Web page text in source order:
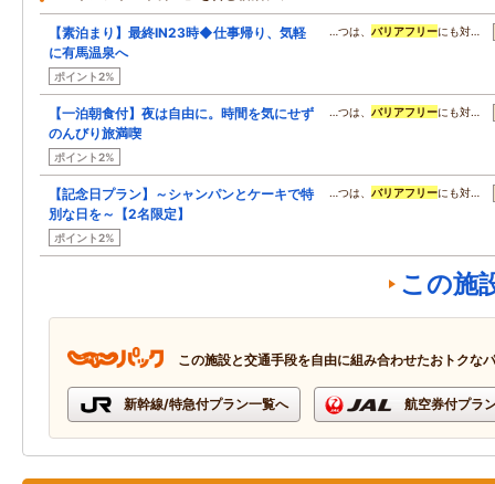
【素泊まり】最終IN23時◆仕事帰り、気軽
に有馬温泉へ
ポイント2%
…つは、 バリアフリーにも対…
【一泊朝食付】夜は自由に。時間を気にせず
のんびり旅満喫
ポイント2%
…つは、 バリアフリーにも対…
【記念日プラン】～シャンパンとケーキで特
別な日を～【2名限定】
ポイント2%
…つは、 バリアフリーにも対…
この施
この施設と交通手段を自由に組み合わせたおトクな
新幹線/特急付プラン一覧へ 航空券付プラ